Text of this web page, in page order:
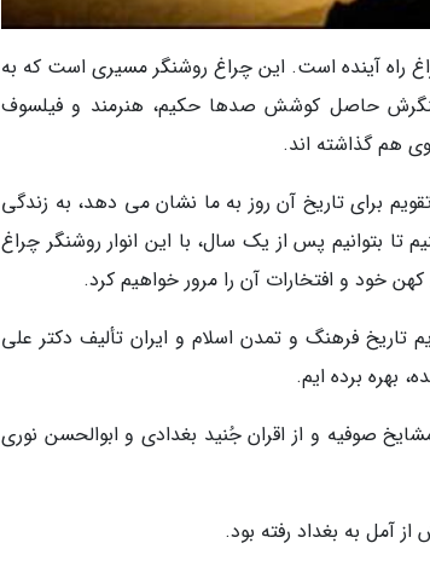
راه آینده است. این چراغ روشنگر مسیری است که به
حاصل کوشش صدها حکیم، هنرمند و فیلسوف
هم گذاشته اند.
برای تاریخ آن روز به ما نشان می دهد، به زندگی
تا بتوانیم پس از یک سال، با این انوار روشنگر چراغ
خود و افتخارات آن را مرور خواهیم کرد.
فرهنگ و تمدن اسلام و ایران تألیف دکتر علی
صوفیه و از اقران جُنید بغدادی و ابوالحسن نوری
آمل به بغداد رفته بود.